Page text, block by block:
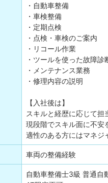
・自動車整備
・車検整備
・定期点検
・点検・車検のご案内
・リコール作業
・ツールを使った故障診
・メンテナンス業務
・修理内容の説明
【入社後は】
スキルと経歴に応じて担
現段階でスキル面に不安
適性のある方にはマネジ
車両の整備経験
自動車整備士3級 普通自